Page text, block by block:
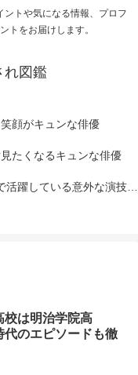
ントや気になる情報、プロフ
トをお届けします。
れ図鑑
笑顔がキュンな俳優
たくなるキュンな俳優
活躍している意外な演技力
校は明治学院高
代のエピソードも徹